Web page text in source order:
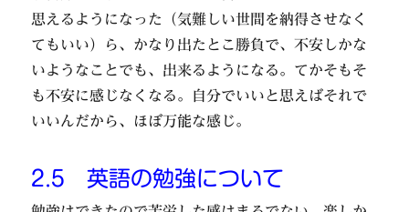
思えるようになった（気難しい世間を納得させなく
てもいい）ら、かなり出たとこ勝負で、不安しかな
いようなことでも、出来るようになる。てかそもそ
も不安に感じなくなる。自分でいいと思えばそれで
いいんだから、ほぼ万能な感じ。
2.5 英語の勉強について